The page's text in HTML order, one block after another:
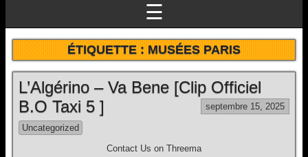
☰
ÉTIQUETTE :MUSÉES PARIS
L’Algérino – Va Bene [Clip Officiel
B.O Taxi 5 ]
septembre 15, 2025
Uncategorized
Contact Us on Threema